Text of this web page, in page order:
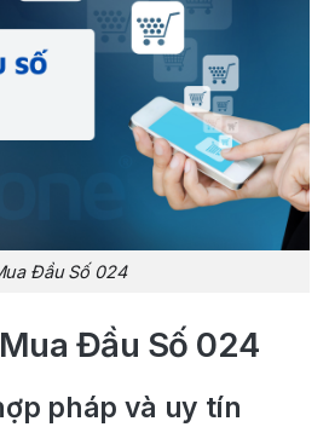
Đầu Số 024
Đầu Số 024
pháp và uy tín